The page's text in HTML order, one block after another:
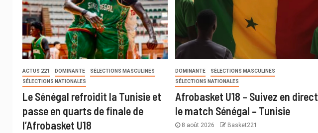
ACTUS 221 DOMINANTE
SÉLECTIONS MASCULINES
SÉLECTIONS NATIONALES
Le Sénégal refroidit la Tunisie et
passe en quarts de finale de
l’Afrobasket U18
DOMINANTE
SÉLECTIONS MASCULINES
SÉLECTIONS NATIONALES
Afrobasket U18 – Suivez en direct
le match Sénégal – Tunisie
8 août 2026 Basket221